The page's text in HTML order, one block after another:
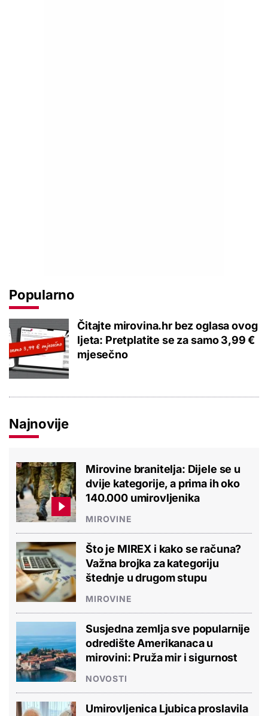
Popularno
Čitajte mirovina.hr bez oglasa ovog
ljeta: Pretplatite se za samo 3,99 €
mjesečno
Najnovije
Mirovine branitelja: Dijele se u
dvije kategorije, a prima ih oko
140.000 umirovljenika
MIROVINE
Što je MIREX i kako se računa?
Važna brojka za kategoriju
štednje u drugom stupu
MIROVINE
Susjedna zemlja sve popularnije
odredište Amerikanaca u
mirovini: Pruža mir i sigurnost
NOVOSTI
Umirovljenica Ljubica proslavila